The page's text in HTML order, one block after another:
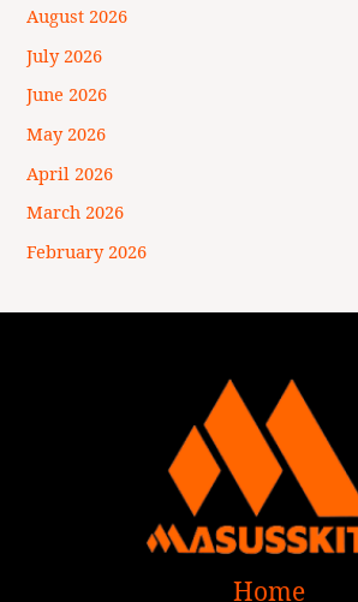
August 2026
July 2026
June 2026
May 2026
April 2026
March 2026
February 2026
Home